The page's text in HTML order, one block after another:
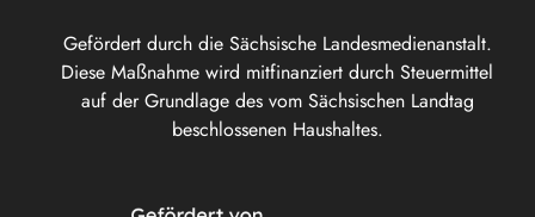
Gefördert durch die Sächsische Landesmedienanstalt.
Diese Maßnahme wird mitfinanziert durch Steuermittel
auf der Grundlage des vom Sächsischen Landtag
beschlossenen Haushaltes.